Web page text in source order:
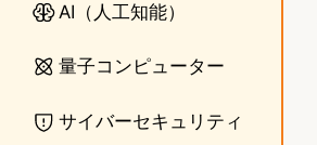
AI（人工知能）
量子コンピューター
サイバーセキュリティ